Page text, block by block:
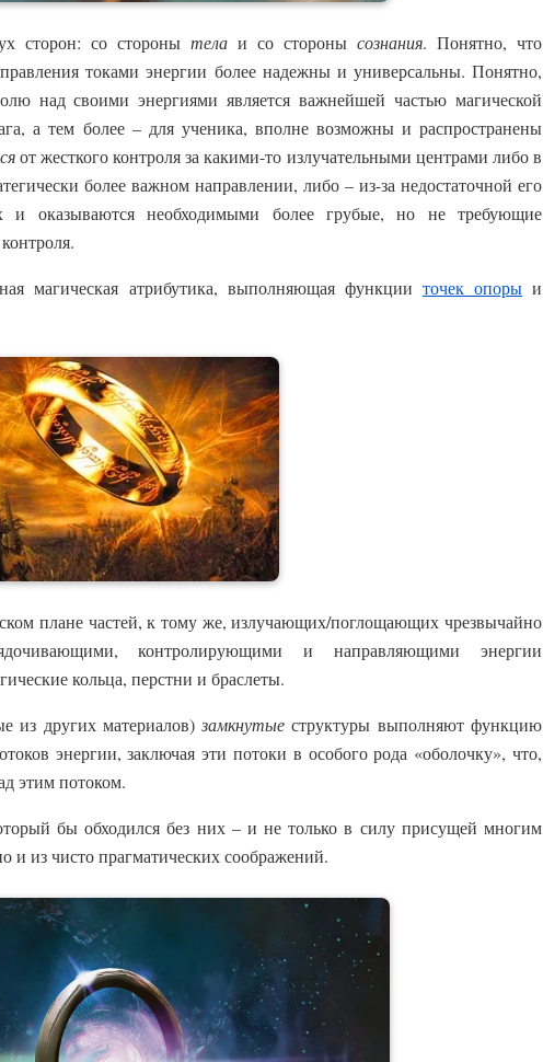
сторон: со стороны телаи со стороны сознания. Понятно, что
токами энергии более надежны и универсальны. Понятно,
над своими энергиями является важнейшей частью магической
а тем более – для ученика, вполне возможны и распространены
от жесткого контроля за какими-то излучательными центрами либо в
более важном направлении, либо – из-за недостаточной его
и оказываются необходимыми более грубые, но не требующие
магическая атрибутика, выполняющая функции точек опорыи
плане частей, к тому же, излучающих/поглощающих чрезвычайно
контролирующими и направляющими энергии
кольца, перстни и браслеты.
из других материалов)замкнутые структуры выполняют функцию
энергии, заключая эти потоки в особого рода «оболочку», что,
этим потоком.
бы обходился без них – и не только в силу присущей многим
и из чисто прагматических соображений.